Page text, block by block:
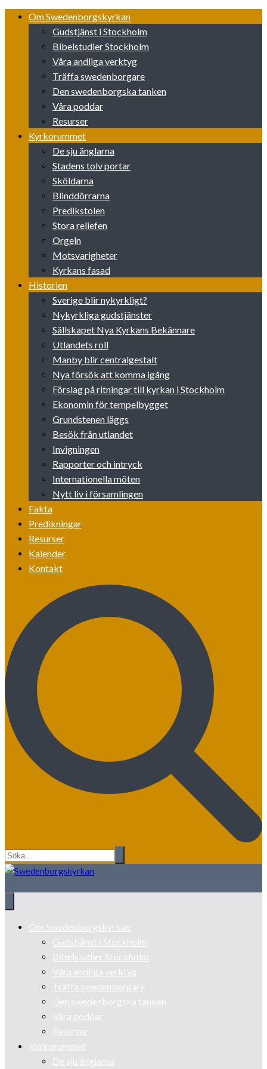
Skip
Om Swedenborgskyrkan
Gudstjänst i Stockholm
Bibelstudier Stockholm
Våra andliga verktyg
Träffa swedenborgare
Den swedenborgska tanken
Våra poddar
Resurser
Kyrkorummet
De sju änglarna
Stadens tolv portar
Sköldarna
Blinddörrarna
Predikstolen
Stora reliefen
Orgeln
Motsvarigheter
Kyrkans fasad
Historien
Sverige blir nykyrkligt?
Nykyrkliga gudstjänster
Sällskapet Nya Kyrkans Bekännare
Utlandets roll
Manby blir centralgestalt
Nya försök att komma igång
Förslag på ritningar till kyrkan i Stockholm
Ekonomin för tempelbygget
Grundstenen läggs
Besök från utlandet
Invigningen
Rapporter och intryck
Internationella möten
Nytt liv i församlingen
Fakta
Predikningar
Resurser
Kalender
Kontakt
Om Swedenborgskyrkan
Gudstjänst i Stockholm
Bibelstudier Stockholm
Våra andliga verktyg
Träffa swedenborgare
Den swedenborgska tanken
Våra poddar
Resurser
Kyrkorummet
De sju änglarna